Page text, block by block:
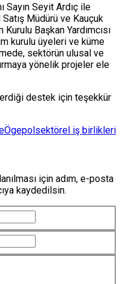
Sayın Seyit Ardıç ile
Müdürü ve Kauçuk
Başkan Yardımcısı
kurulu üyeleri ve küme
sektörün ulusal ve
yönelik projeler ele
destek için teşekkür
Ögepolsektörel iş birlikleri
için adım, e-posta
kaydedilsin.